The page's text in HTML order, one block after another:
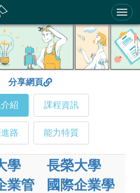
育才輔助系統
分享網頁
紹 課程資訊
路 能力特質
學
業管
長榮大學
國際企業學